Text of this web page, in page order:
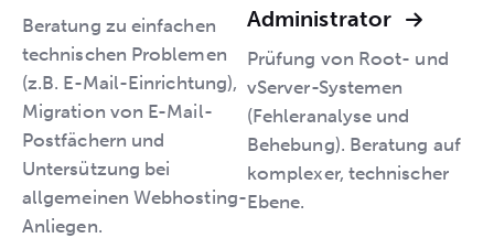
Beratung zu einfachen
technischen Problemen
(z.B. E-Mail-Einrichtung),
Migration von E-Mail-
Postfächern und
Untersützung bei
allgemeinen Webhosting-
Anliegen.
Administrator
Prüfung von Root- und
vServer-Systemen
(Fehleranalyse und
Behebung). Beratung auf
komplexer, technischer
Ebene.